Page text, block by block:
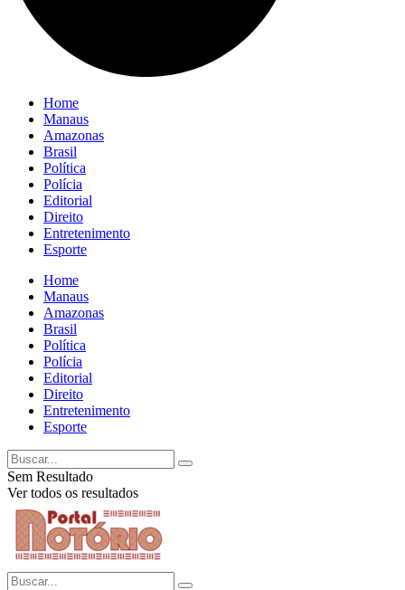
Home
Manaus
Amazonas
Brasil
Política
Polícia
Editorial
Direito
Entretenimento
Esporte
Home
Manaus
Amazonas
Brasil
Política
Polícia
Editorial
Direito
Entretenimento
Esporte
Sem Resultado
Ver todos os resultados